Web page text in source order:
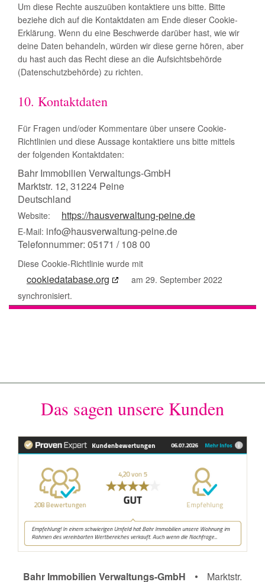
Um diese Rechte auszuüben kontaktiere uns bitte. Bitte
beziehe dich auf die Kontaktdaten am Ende dieser Cookie-
Erklärung. Wenn du eine Beschwerde darüber hast, wie wir
deine Daten behandeln, würden wir diese gerne hören, aber
du hast auch das Recht diese an die Aufsichtsbehörde
(Datenschutzbehörde) zu richten.
10. Kontaktdaten
Für Fragen und/oder Kommentare über unsere Cookie-
Richtlinien und diese Aussage kontaktiere uns bitte mittels
der folgenden Kontaktdaten:
Bahr Immobilien Verwaltungs-GmbH
Marktstr. 12, 31224 Peine
Deutschland
Website: https://hausverwaltung-peine.de
E-Mail: info@hausverwaltung-peine.de
Telefonnummer: 05171 / 108 00
Diese Cookie-Richtlinie wurde mit
cookiedatabase.org
am 29. September 2022
synchronisiert.
Das sagen unsere Kunden
Bahr Immobilien Verwaltungs-GmbH • Marktstr.